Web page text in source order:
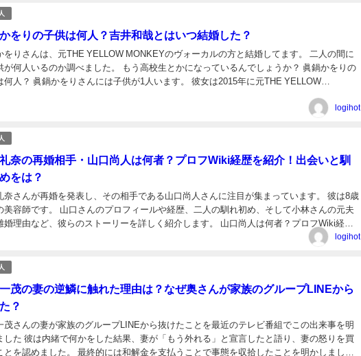
をりの子供は何人？吉井和哉とはいつ結婚した？
をりさんは、元THE YELLOW MONKEYのヴォーカルの方と結婚してます。 二人の間に
が何人いるのか調べました。 もう高校生とかになっているんでしょうか？ 眞鍋かをりの
何人？ 眞鍋かをりさんには子供が1人います。 彼女は2015年に元THE YELLOW
logihot
奈の再婚相手・山口尚人は何者？プロフWiki経歴を紹介！出会いと馴
をは？
奈さんが再婚を発表し、その相手である山口尚人さんに注目が集まっています。 彼は8歳
美容師です。 山口さんのプロフィールや経歴、二人の馴れ初め、そして小林さんの元夫
婚理由など、彼らのストーリーを詳しく紹介します。 山口尚人は何者？プロフWiki経歴
logihot
茂の妻の逆鱗に触れた理由は？なぜ奥さんが家族のグループLINEから
？
茂さんの妻が家族のグループLINEから抜けたことを最近のテレビ番組でこの出来事を明
した 彼は内緒で何かをした結果、妻が「もう外れる」と宣言したと語り、妻の怒りを買
とを認めました。 最終的には和解金を支払うことで事態を収拾したことを明かしまし